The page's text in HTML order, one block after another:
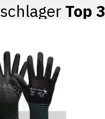
Top 3